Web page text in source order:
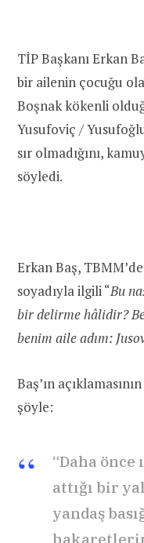
TİP Başkanı Erkan
bir ailenin çocuğu
Boşnak kökenli
Yusufoviç /
sır olmadığını,
söyledi.
Erkan Baş,
soyadıyla ilgili “Bu
bir delirme hâlidir?
benim aile adım:
Baş’ın
şöyle:
“Daha
attığı bir
yandaş